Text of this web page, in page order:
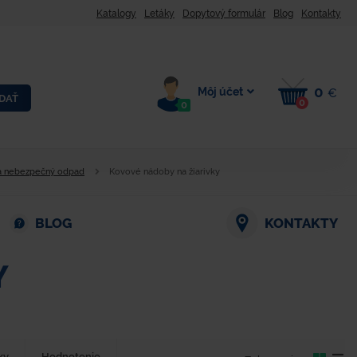
Katalogy Letáky Dopytový formulár Blog Kontakty
0
Môj účet
0
0 €
nebezpečný odpad Kovové nádoby na žiarivky
BLOG KONTAKTY